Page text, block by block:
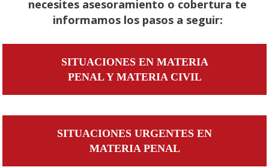
necesites asesoramiento o cobertura te
informamos los pasos a seguir:
SITUACIONES EN MATERIA
PENAL Y MATERIA CIVIL
SITUACIONES URGENTES EN
MATERIA PENAL